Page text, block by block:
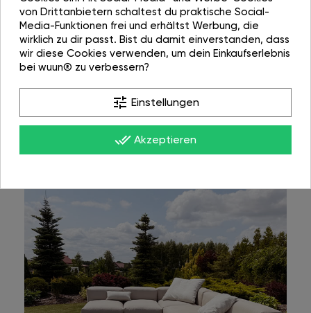
von Drittanbietern schaltest du praktische Social-
Media-Funktionen frei und erhältst Werbung, die
wirklich zu dir passt. Bist du damit einverstanden, dass
wir diese Cookies verwenden, um dein Einkaufserlebnis
bei wuun® zu verbessern?
tune Einstellungen
done_all Akzeptieren